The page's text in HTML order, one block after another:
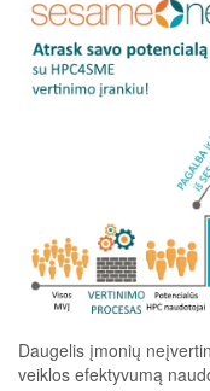
Daugelis įmonių
veiklos efektyvumą